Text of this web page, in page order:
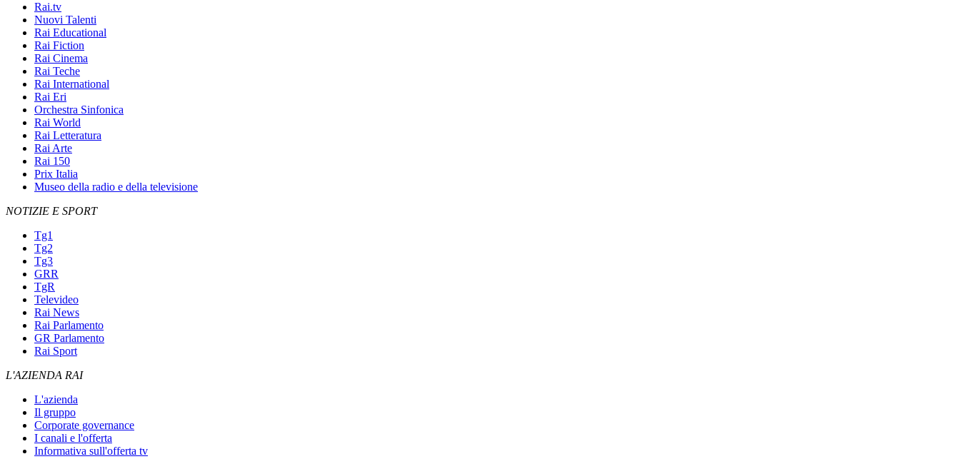
Rai.tv
Nuovi Talenti
Rai Educational
Rai Fiction
Rai Cinema
Rai Teche
Rai International
Rai Eri
Orchestra Sinfonica
Rai World
Rai Letteratura
Rai Arte
Rai 150
Prix Italia
Museo della radio e della televisione
NOTIZIE E SPORT
Tg1
Tg2
Tg3
GRR
TgR
Televideo
Rai News
Rai Parlamento
GR Parlamento
Rai Sport
L'AZIENDA RAI
L'azienda
Il gruppo
Corporate governance
I canali e l'offerta
Informativa sull'offerta tv